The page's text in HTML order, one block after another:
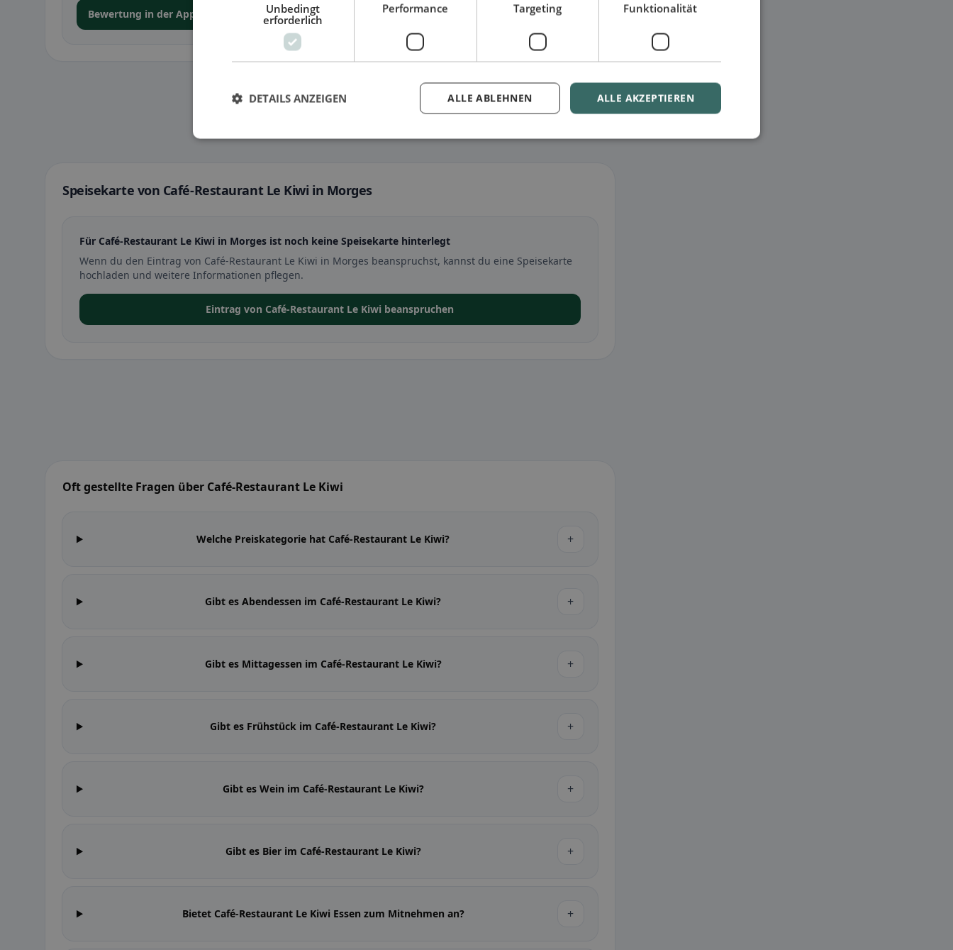
Bewertung in der App abgeben
Speisekarte von Café-Restaurant Le Kiwi in Morges
Für Café-Restaurant Le Kiwi in Morges ist noch keine Speisekarte hinterlegt
Wenn du den Eintrag von Café-Restaurant Le Kiwi in Morges beanspruchst, kannst du eine Speisekarte
hochladen und weitere Informationen pflegen.
Eintrag von Café-Restaurant Le Kiwi beanspruchen
Oft gestellte Fragen über Café-Restaurant Le Kiwi
Welche Preiskategorie hat Café-Restaurant Le Kiwi? +
Gibt es Abendessen im Café-Restaurant Le Kiwi? +
Gibt es Mittagessen im Café-Restaurant Le Kiwi? +
Gibt es Frühstück im Café-Restaurant Le Kiwi? +
Gibt es Wein im Café-Restaurant Le Kiwi? +
Gibt es Bier im Café-Restaurant Le Kiwi? +
Bietet Café-Restaurant Le Kiwi Essen zum Mitnehmen an? +
Unbedingt
erforderlich
Performance Targeting Funktionalität
ALLE AKZEPTIEREN
ALLE ABLEHNEN
DETAILS ANZEIGEN